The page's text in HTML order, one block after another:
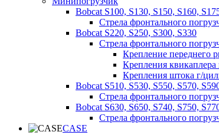
Bobcat S100, S130, S150, S160,
Стрела фронтального
Bobcat S220, S250, S300, S330
Стрела фронтального
Крепление переднего
Крепления квикаплера
Крепления штока г/
Bobcat S510, S530, S550, S570,
Стрела фронтального
Bobcat S630, S650, S740, S750,
Стрела фронтального
CASE